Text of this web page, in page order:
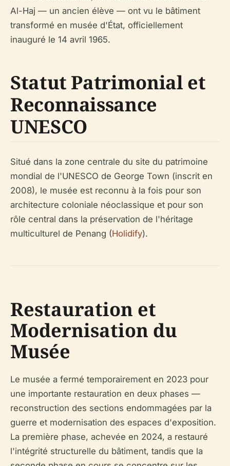
Al-Haj — un ancien élève — ont vu le bâtiment
transformé en musée d'État, officiellement
inauguré le 14 avril 1965.
Statut Patrimonial et
Reconnaissance
UNESCO
Situé dans la zone centrale du site du patrimoine
mondial de l'UNESCO de George Town (inscrit en
2008), le musée est reconnu à la fois pour son
architecture coloniale néoclassique et pour son
rôle central dans la préservation de l'héritage
multiculturel de Penang (Holidify).
Restauration et
Modernisation du
Musée
Le musée a fermé temporairement en 2023 pour
une importante restauration en deux phases —
reconstruction des sections endommagées par la
guerre et modernisation des espaces d'exposition.
La première phase, achevée en 2024, a restauré
l'intégrité structurelle du bâtiment, tandis que la